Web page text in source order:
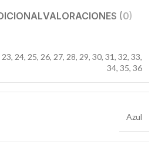
VALORACIONES (0)
23, 24, 25, 26, 27, 28, 29, 30, 31, 32, 33,
34, 35, 36
Azul